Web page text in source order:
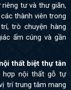
tư và thư giãn,
thành viên trong
trò chuyện hàng
ấm cúng và gần
nội thất biệt thự tân
hợp nội thất gỗ tự
trí trung tâm mang